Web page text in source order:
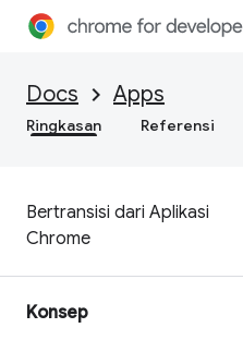
Docs Apps
Ringkasan Referensi
Bertransisi dari Aplikasi
Chrome
Konsep